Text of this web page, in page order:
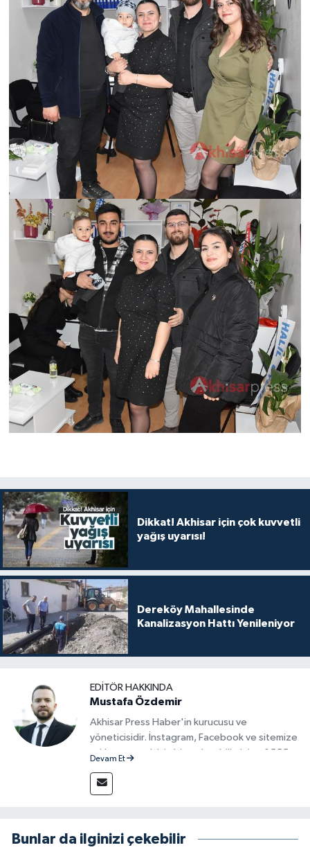
Dikkat! Akhisar için çok kuvvetli
yağış uyarısı!
Dereköy Mahallesinde
Kanalizasyon Hattı Yenileniyor
EDITÖR HAKKINDA
Mustafa Özdemir
Akhisar Press Haber'in kurucusu ve
yöneticisidir. İnstagram, Facebook ve sitemize
reklam vermek için bize ulaşabilirsiniz - 0555
Devam Et
Bunlar da ilginizi çekebilir